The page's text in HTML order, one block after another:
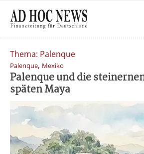
Thema: Palenque
Palenque, Mexiko
Palenque und die
späten Maya